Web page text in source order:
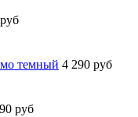
темный 4 290 руб
руб